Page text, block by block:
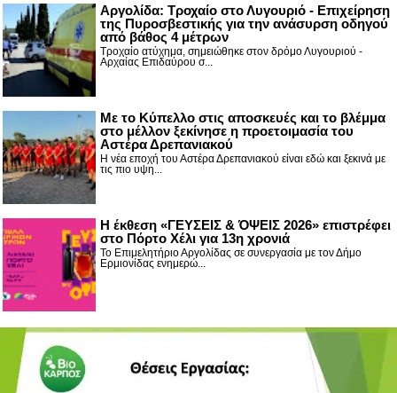
Αργολίδα: Τροχαίο στο Λυγουριό - Επιχείρηση
της Πυροσβεστικής για την ανάσυρση οδηγού
από βάθος 4 μέτρων
Τροχαίο ατύχημα, σημειώθηκε στον δρόμο Λυγουριού -
Αρχαίας Επιδαύρου σ...
Με το Κύπελλο στις αποσκευές και το βλέμμα
στο μέλλον ξεκίνησε η προετοιμασία του
Αστέρα Δρεπανιακού
Η νέα εποχή του Αστέρα Δρεπανιακού είναι εδώ και ξεκινά με
τις πιο υψη...
Η έκθεση «ΓΕΥΣΕΙΣ & ΌΨΕΙΣ 2026» επιστρέφει
στο Πόρτο Χέλι για 13η χρονιά
Το Επιμελητήριο Αργολίδας σε συνεργασία με τον Δήμο
Ερμιονίδας ενημερώ...